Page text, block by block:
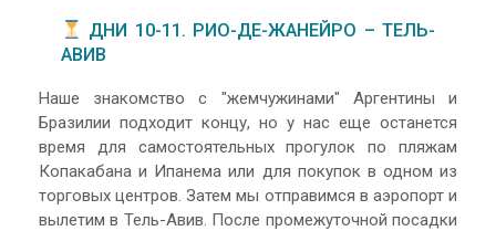
ДНИ 10-11. РИО-ДЕ-ЖАНЕЙРО – ТЕЛЬ-
АВИВ
Наше знакомство с "жемчужинами" Аргентины и
Бразилии подходит концу, но у нас еще останется
время для самостоятельных прогулок по пляжам
Копакабана и Ипанема или для покупок в одном из
торговых центров. Затем мы отправимся в аэропорт и
вылетим в Тель-Авив. После промежуточной посадки